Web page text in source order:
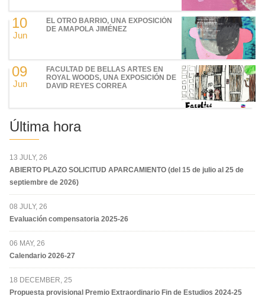
10
Jun
EL OTRO BARRIO, UNA EXPOSICIÓN
DE AMAPOLA JIMÉNEZ
09
Jun
FACULTAD DE BELLAS ARTES EN
ROYAL WOODS, UNA EXPOSICIÓN DE
DAVID REYES CORREA
Última hora
13 JULY, 26
ABIERTO PLAZO SOLICITUD APARCAMIENTO (del 15 de julio al 25 de
septiembre de 2026)
08 JULY, 26
Evaluación compensatoria 2025-26
06 MAY, 26
Calendario 2026-27
18 DECEMBER, 25
Propuesta provisional Premio Extraordinario Fin de Estudios 2024-25